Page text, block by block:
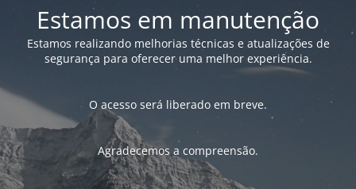
Estamos em manutenção
Estamos realizando melhorias técnicas e atualizações de
segurança para oferecer uma melhor experiência.
O acesso será liberado em breve.
Agradecemos a compreensão.